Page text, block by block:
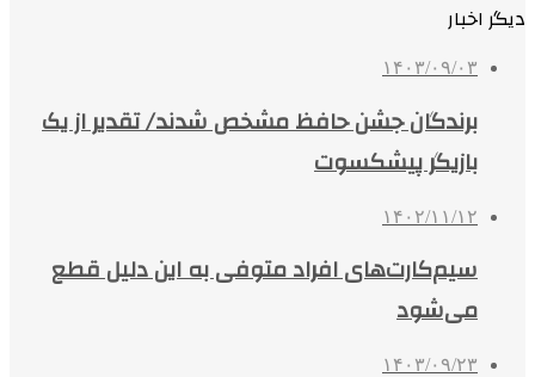
دیگر اخبار
۱۴۰۳/۰۹/۰۳
برندگان جشن حافظ مشخص شدند/ تقدیر از یک
بازیگر پیشکسوت
۱۴۰۲/۱۱/۱۲
سیم‌کارت‌های افراد متوفی به این دلیل قطع
می‌شود
۱۴۰۳/۰۹/۲۳